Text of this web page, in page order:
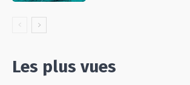
Les plus vues